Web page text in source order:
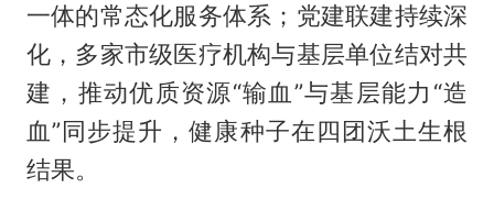
一体的常态化服务体系；党建联建持续深
化，多家市级医疗机构与基层单位结对共
建，推动优质资源“输血”与基层能力“造
血”同步提升，健康种子在四团沃土生根
结果。